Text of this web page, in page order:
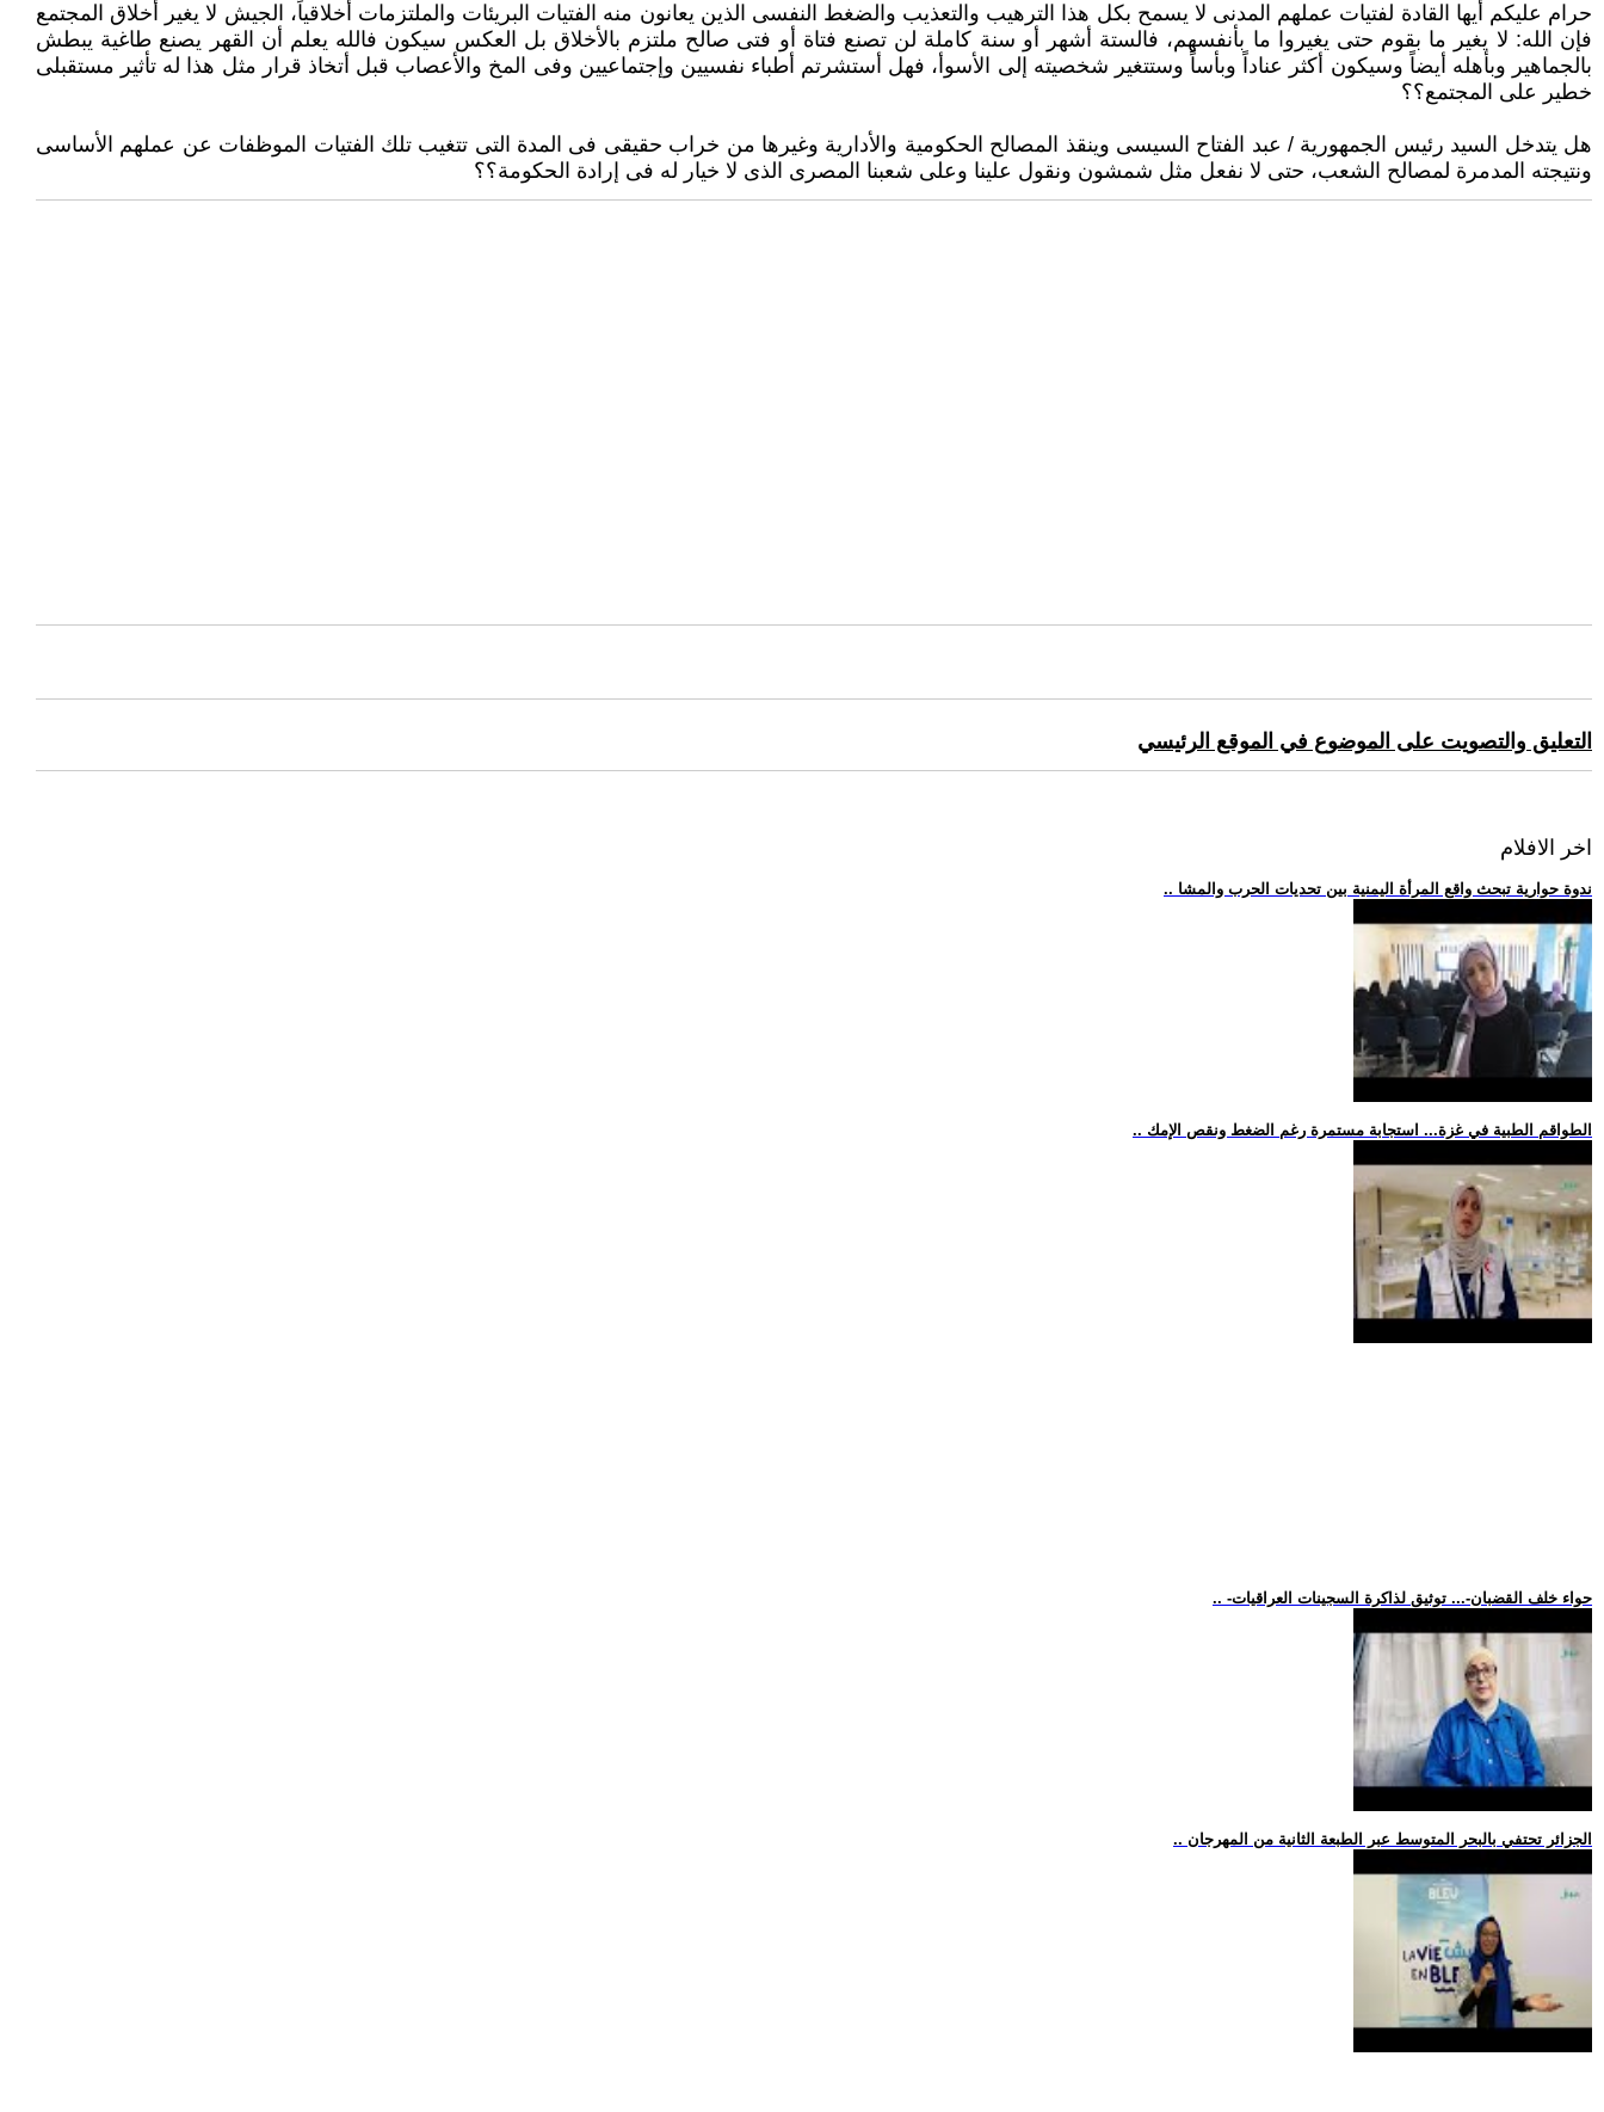
حرام عليكم أيها القادة لفتيات عملهم المدنى لا يسمح بكل هذا الترهيب والتعذيب والضغط النفسى الذين يعانون منه الفتيات البريئات ‏والملتزمات أخلاقياً، الجيش لا يغير أخلاق المجتمع
فإن الله: لا يغير ما بقوم حتى يغيروا ما بأنفسهم، فالستة أشهر أو سنة كاملة ‏لن تصنع فتاة أو فتى صالح ملتزم بالأخلاق بل العكس سيكون فالله يعلم أن القهر يصنع طاغية يبطش
بالجماهير وبأهله أيضاً ‏وسيكون أكثر عناداً وبأساً وستتغير شخصيته إلى الأسوأ، فهل أستشرتم أطباء نفسيين وإجتماعيين وفى المخ والأعصاب قبل أتخاذ ‏قرار مثل هذا له تأثير مستقبلى
خطير على المجتمع؟؟‏
هل يتدخل السيد رئيس الجمهورية / عبد الفتاح السيسى وينقذ المصالح الحكومية والأدارية وغيرها من خراب حقيقى فى المدة التى ‏تتغيب تلك الفتيات الموظفات عن عملهم الأساسى
ونتيجته المدمرة لمصالح الشعب، حتى لا نفعل مثل شمشون ونقول علينا وعلى ‏شعبنا المصرى الذى لا خيار له فى إرادة الحكومة؟؟
التعليق والتصويت على الموضوع في الموقع الرئيسي
اخر الافلام
.. ندوة حوارية تبحث واقع المرأة اليمنية بين تحديات الحرب والمشا
.. الطواقم الطبية في غزة... استجابة مستمرة رغم الضغط ونقص الإمك
.. -حواء خلف القضبان-... توثيق لذاكرة السجينات العراقيات
.. الجزائر تحتفي بالبحر المتوسط عبر الطبعة الثانية من المهرجان